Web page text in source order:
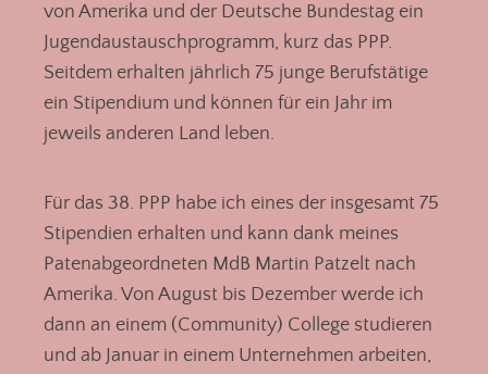
von Amerika und der Deutsche Bundestag ein
Jugendaustauschprogramm, kurz das PPP.
Seitdem erhalten jährlich 75 junge Berufstätige
ein Stipendium und können für ein Jahr im
jeweils anderen Land leben.
Für das 38. PPP habe ich eines der insgesamt 75
Stipendien erhalten und kann dank meines
Patenabgeordneten MdB Martin Patzelt nach
Amerika. Von August bis Dezember werde ich
dann an einem (Community) College studieren
und ab Januar in einem Unternehmen arbeiten,